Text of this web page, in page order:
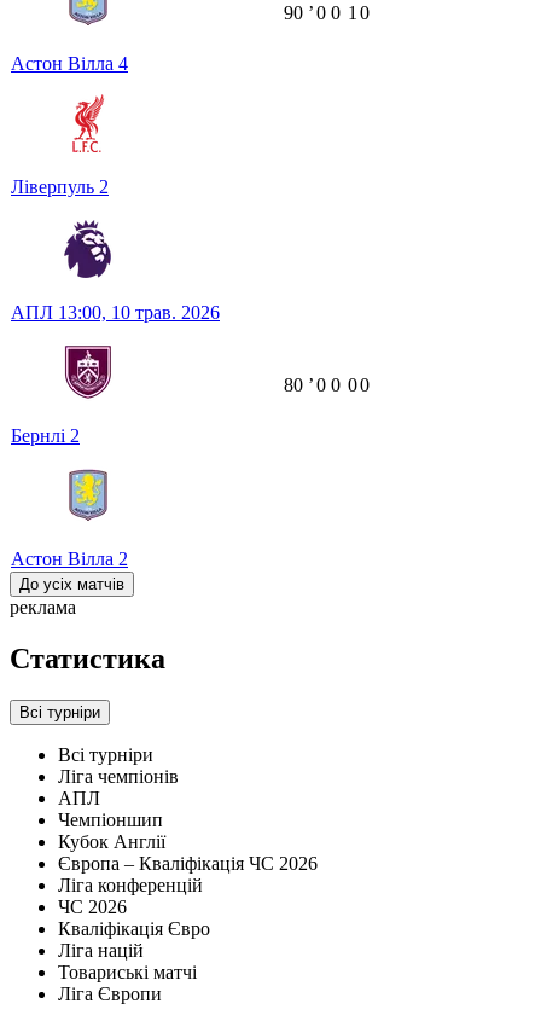
Астон Вілла 4
Ліверпуль 2
90 ʼ0 0 1 0
АПЛ 13:00, 10 трав. 2026
Бернлі 2
Астон Вілла 2
80 ʼ0 0 00
До усіх матчів
реклама
Статистика
Всі турніри
Всі турніри
Ліга чемпіонів
АПЛ
Чемпіоншип
Кубок Англії
Європа – Кваліфікація ЧС 2026
Ліга конференцій
ЧС 2026
Кваліфікація Євро
Ліга націй
Товариські матчі
Ліга Європи